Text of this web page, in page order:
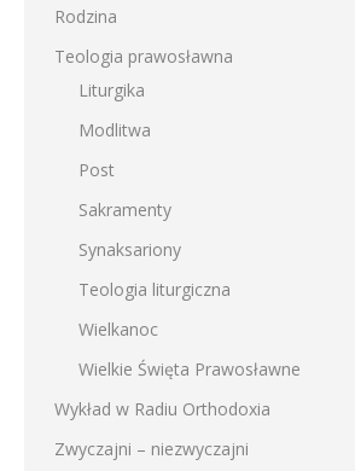
Rodzina
Teologia prawosławna
Liturgika
Modlitwa
Post
Sakramenty
Synaksariony
Teologia liturgiczna
Wielkanoc
Wielkie Święta Prawosławne
Wykład w Radiu Orthodoxia
Zwyczajni – niezwyczajni